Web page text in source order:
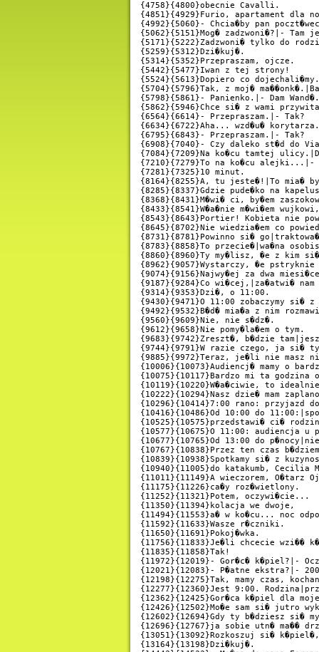
{4758}{4800}obecnie Cavalli.
{4851}{4929}Furio, apartament dla
{4992}{5060}- Chcia�by pan
{5062}{5151}Mog� zadzwoni�?|-
{5171}{5222}Zadzwoni� tylko do
{5259}{5312}Dzi�kuj�.
{5314}{5352}Przepraszam, ojcze.
{5442}{5477}Iwan z tej strony!
{5524}{5613}Dopiero co
{5704}{5796}Tak, z moj�
{5798}{5861}- Panienko.|- Dam Wand�.
{5862}{5946}Chce si� z wami
{6564}{6614}- Przepraszam.|- Tak?
{6634}{6722}Aha... wzd�u�
{6795}{6843}- Przepraszam.|- Tak?
{6908}{7040}- Czy daleko st�d do Via
{7084}{7209}Na ko�cu tamtej
{7210}{7279}To na ko�cu alejki...|-
{7281}{7325}10 minut.
{8164}{8255}A, tu jeste�!|To mia�
{8285}{8337}Gdzie pude�ko na
{8368}{8431}M�wi� ci, by�em
{8433}{8541}W�a�nie m�wi�em
{8543}{8643}Portier! Kobieta nie
{8645}{8702}Nie wiedzia�em co
{8731}{8781}Powinno si�
{8783}{8858}To przecie�|wa�na
{8860}{8960}Ty my�lisz, �e z kim
{8962}{9057}Wystarczy, �e
{9074}{9156}Najwy�ej za dwa
{9187}{9284}Co wi�cej,|za�atwi�
{9314}{9353}Dzi�, o 11:00.
{9430}{9471}O 11:00 zobaczymy si� z
{9492}{9532}B�d� mia�a z nim
{9560}{9609}Nie, nie s�dz�.
{9612}{9658}Nie pomy�la�em o tym.
{9683}{9742}Zreszt�, b�dzie
{9744}{9791}W razie czego, ja si�
{9885}{9972}Teraz, je�li nie masz
{10006}{10073}Audiencj� mamy o
{10075}{10117}Bardzo mi ta godzina
{10119}{10220}W�a�ciwie, to
{10222}{10294}Nasz dzie� mam
{10296}{10414}7:00 rano: przyjazd
{10416}{10486}Od 10:00 do
{10525}{10575}przedstawi� ci�
{10577}{10675}O 11:00: audiencja
{10677}{10765}Od 13:00 do
{10767}{10838}Przez ten czas
{10839}{10938}Spotkamy si� z
{10940}{11005}do katakumb, Cecilia
{11011}{11149}A wieczorem, O�tarz
{11175}{11226}ca�y roz�wietlony.
{11252}{11321}Potem, oczywi�cie...
{11350}{11394}kolacja we dwoje,
{11494}{11553}a� w ko�cu... noc
{11592}{11633}Wasze r�czniki.
{11650}{11691}Pokoj�wka.
{11756}{11833}Je�li chcecie wzi��
{11835}{11858}Tak!
{11972}{12019}- Gor�c� k�piel?|-
{12021}{12083}- P�atne ekstra?|-
{12198}{12275}Tak, mamy czas,
{12277}{12360}Jest 9:00.
{12362}{12425}Gor�ca k�piel dla
{12426}{12502}Mo�e sam si� jutro
{12602}{12694}Gdy ty b�dziesz si�
{12696}{12767}ja sobie utn� ma��
{13051}{13092}Rozkoszuj si�
{13164}{13198}Dzi�kuj�.